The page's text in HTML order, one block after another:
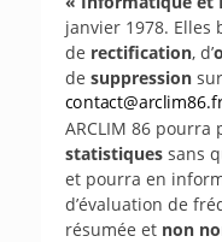
janvier 1978. Elles
de rectification, d’
de suppression
ARCLIM 86 pourra
statistiques sans
et pourra en
d’évaluation de
résumée et non